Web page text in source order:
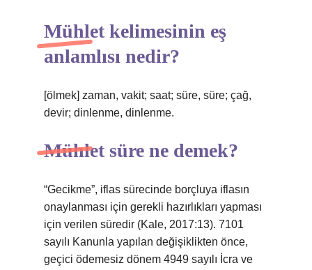
Mühlet kelimesinin eş
anlamlısı nedir?
[ölmek] zaman, vakit; saat; süre, süre; çağ,
devir; dinlenme, dinlenme.
Mühlet süre ne demek?
“Gecikme”, iflas sürecinde borçluya iflasın
onaylanması için gerekli hazırlıkları yapması
için verilen süredir (Kale, 2017:13). 7101
sayılı Kanunla yapılan değişiklikten önce,
geçici ödemesiz dönem 4949 sayılı İcra ve